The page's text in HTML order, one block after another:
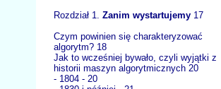
Rozdział 1. Zanim wystartujemy 17
Czym powinien się charakteryzować
algorytm? 18
Jak to wcześniej bywało, czyli wyjątki z
historii maszyn algorytmicznych 20
- 1804 - 20